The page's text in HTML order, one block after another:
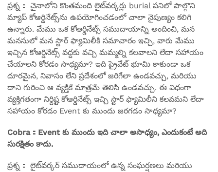
ప్రశ్న： చైనాలోని కొంతమంది లైట్‌వర్కర్లు burial పనిలో పాల్గొని
మ్యాప్ కోఆర్డినేట్స్‌ను ఉపయోగించడంలో చాలా నైపుణ్యం కలిగి
ఉన్నారు. మేము ఒక కోఆర్డినేట్స్ సముదాయాన్ని అందించి, మన
మనసులో మన స్టార్ ఫ్యామిలీకి సమాచారం ఇచ్చి, వారు మేము
ఇచ్చిన కోఆర్డినేట్స్ వద్దకు వచ్చి మమ్మల్ని కలవాలని లేదా సహాయం
చేయాలని కోరడం సాధ్యమా? ఇది ప్రైవేట్ భూమి కాకుండా ఒక
దూరమైన, నివాసం లేని ప్రదేశంలో జరిగేలా ఉండవచ్చు, మరియు
దాని గురించి ఆ వ్యక్తికే మాత్రమే తెలిసి ఉండవచ్చు. ఈ విధంగా
వ్యక్తిగతంగా నిర్దిష్ట కోఆర్డినేట్స్ ఇచ్చి స్టార్ ఫ్యామిలీని కలవమని లేదా
సహాయం కోరడం Event కు ముందు జరగడం సాధ్యమా?
Cobra：Event కు ముందు ఇది చాలా అసాధ్యం, ఎందుకంటే అది
సురక్షితం కాదు.
ప్రశ్న： లైట్‌వర్కర్ సముదాయంలో ఉన్న సంఘర్షణలు మరియు